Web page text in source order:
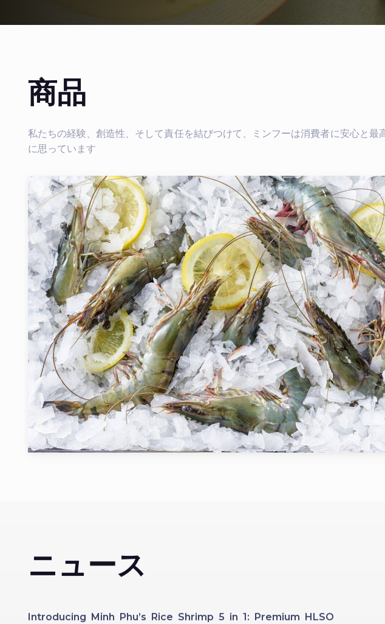
商品
私たちの経験、創造性、そして責任を結びつけて、ミンフーは消費者に安心と最
に思っています
ニュース
Introducing Minh Phu’s Rice Shrimp 5 in 1: Premium HLSO